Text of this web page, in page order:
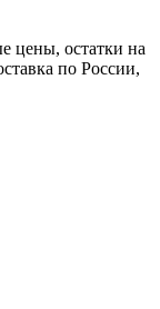
цены, остатки на
по России,